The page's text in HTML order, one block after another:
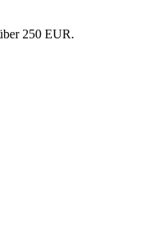
250 EUR.